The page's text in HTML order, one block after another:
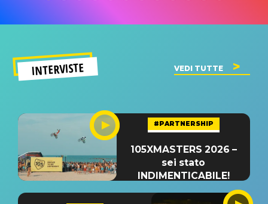
INTERVISTE VEDI TUTTE
#PARTNERSHIP
105XMASTERS 2026 –
sei stato
INDIMENTICABILE!